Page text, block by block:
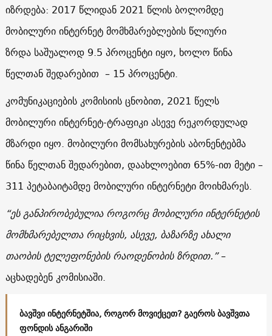
იზრდება: 2017 წლიდან 2021 წლის ბოლომდე
მობილური ინტერნეტ მომხმარებლების წლიური
ზრდა საშუალოდ 9.5 პროცენტი იყო, ხოლო წინა
წელთან შედარებით – 15 პროცენტი.
კომუნიკაციების კომისიის ცნობით, 2021 წელს
მობილური ინტერნეტ-ტრაფიკი ასევე რეკორდულად
მზარდი იყო. მობილური მომსახურების აბონენტებმა
წინა წელთან შედარებით, დაახლოებით 65%-ით მეტი –
311 პეტაბაიტამდე მობილური ინტერნეტი მოიხმარეს.
“ეს განპირობებულია როგორც მობილური ინტერნეტის
მომხმარებელთა რიცხვის, ასევე, ბაზარზე ახალი
თაობის ტელეფონების რაოდენობის ზრდით.”–
აცხადებენ კომისიაში.
ბავშვი ინტერნეტშია, როგორ მოვიქცეთ? გაეროს ბავშვთა
ფონდის ანგარიში